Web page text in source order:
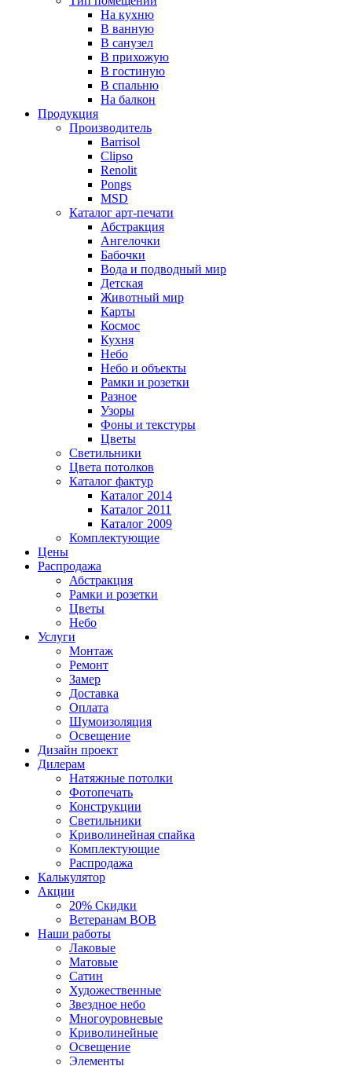
На кухню
В ванную
В санузел
В прихожую
В гостиную
В спальню
На балкон
Продукция
Производитель
Barrisol
Clipso
Renolit
Pongs
MSD
Каталог арт-печати
Абстракция
Ангелочки
Бабочки
Вода и подводный мир
Детская
Животный мир
Карты
Космос
Кухня
Небо
Небо и объекты
Рамки и розетки
Разное
Узоры
Фоны и текстуры
Цветы
Светильники
Цвета потолков
Каталог фактур
Каталог 2014
Каталог 2011
Каталог 2009
Комплектующие
Цены
Распродажа
Абстракция
Рамки и розетки
Цветы
Небо
Услуги
Монтаж
Ремонт
Замер
Доставка
Оплата
Шумоизоляция
Освещение
Дизайн проект
Дилерам
Натяжные потолки
Фотопечать
Конструкции
Светильники
Криволинейная спайка
Комплектующие
Распродажа
Калькулятор
Акции
20% Скидки
Ветеранам ВОВ
Наши работы
Лаковые
Матовые
Сатин
Художественные
Звездное небо
Многоуровневые
Криволинейные
Освещение
Элементы